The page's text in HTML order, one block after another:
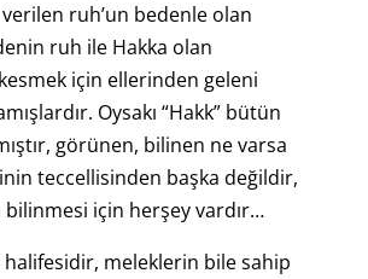
ruh’un bedenle olan
ruh ile Hakka olan
kesmek için ellerinden geleni
Oysakı “Hakk” bütün
görünen, bilinen ne varsa
teccellisinden başka değildir,
bilinmesi için herşey vardır…
meleklerin bile sahip